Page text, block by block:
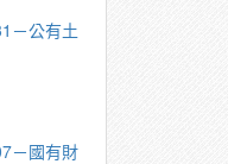
－公有土
－國有財